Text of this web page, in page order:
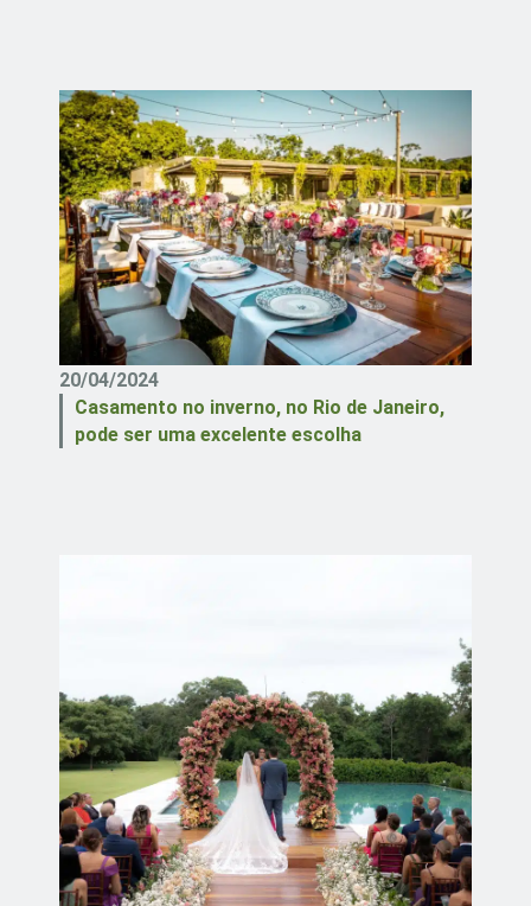
20/04/2024
Casamento no inverno, no Rio de Janeiro,
pode ser uma excelente escolha